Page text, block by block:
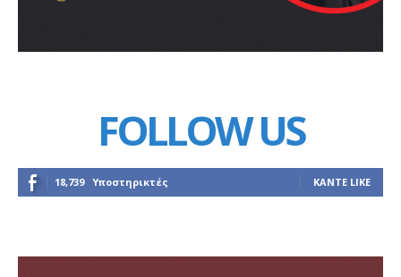
FOLLOW US
18,739 Υποστηρικτές ΚΆΝΤΕ LIKE